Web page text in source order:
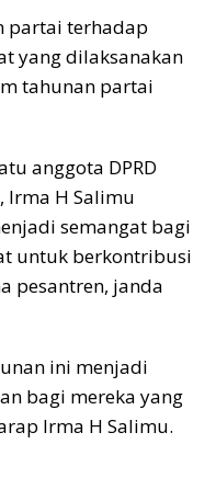
partai terhadap
yang dilaksanakan
tahunan partai
anggota DPRD
H Salimu
semangat bagi
untuk berkontribusi
pesantren, janda
ini menjadi
bagi mereka yang
Irma H Salimu.